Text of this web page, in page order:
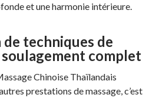
et une harmonie intérieure.
techniques de
soulagement complet
Chinoise Thaïlandais
prestations de massage, c’est